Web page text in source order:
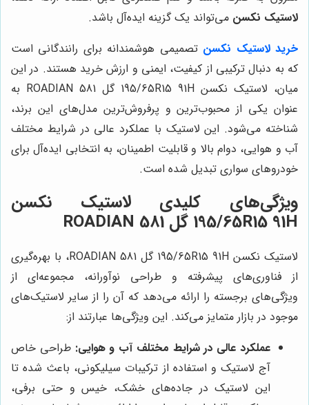
لاستیک نکسن می‌تواند یک گزینه ایده‌آل باشد.
خرید لاستیک نکسن تصمیمی هوشمندانه برای رانندگانی است
که به دنبال ترکیبی از کیفیت، ایمنی و ارزش خرید هستند. در این
میان، لاستیک نکسن 195/65R15 91H گل ROADIAN 581 به
عنوان یکی از محبوب‌ترین و پرفروش‌ترین مدل‌های این برند،
شناخته می‌شود. این لاستیک با عملکرد عالی در شرایط مختلف
آب و هوایی، دوام بالا و قابلیت اطمینان، به انتخابی ایده‌آل برای
خودروهای سواری تبدیل شده است.
ویژگی‌های کلیدی لاستیک نکسن
195/65R15 91H گل ROADIAN 581
لاستیک نکسن 195/65R15 91H گل ROADIAN 581، با بهره‌گیری
از فناوری‌های پیشرفته و طراحی نوآورانه، مجموعه‌ای از
ویژگی‌های برجسته را ارائه می‌دهد که آن را از سایر لاستیک‌های
موجود در بازار متمایز می‌کند. این ویژگی‌ها عبارتند از:
عملکرد عالی در شرایط مختلف آب و هوایی: طراحی خاص
آج لاستیک و استفاده از ترکیبات سیلیکونی، باعث شده تا
این لاستیک در جاده‌های خشک، خیس و حتی برفی،